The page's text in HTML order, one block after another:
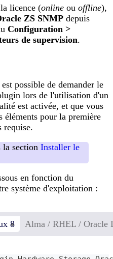
licence (online ou offline),
ZS SNMP depuis
Configuration >
de supervision.
possible de demander le
lors de l'utilisation d'un
est activée, et que vous
éléments pour la première
requise.
la section Installer le
en fonction du
système d'exploitation :
8 Alma / RHEL / Oracle